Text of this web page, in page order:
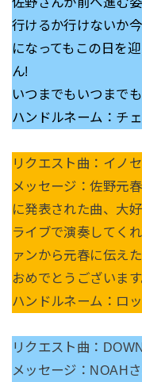
行けるか行けないか
になってもこの日を
ん!
いつまでもいつまで
ハンドルネーム：チ
リクエスト曲：イノ
メッセージ：佐野元
に発表された曲、大
ライブで演奏してく
ァンから元春に伝え
おめでとうございます
ハンドルネーム：ロ
リクエスト曲：
メッセージ：NOAH